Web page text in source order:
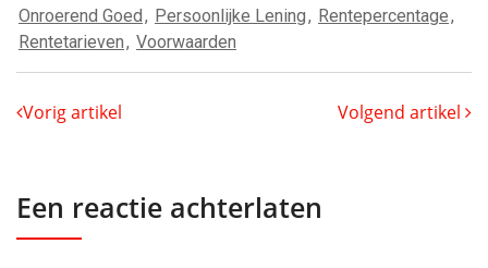
Onroerend Goed, Persoonlijke Lening, Rentepercentage,
Rentetarieven, Voorwaarden
Vorig artikel Volgend artikel
Een reactie achterlaten